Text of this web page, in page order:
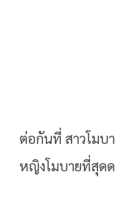
ต่อกันที่ สาวโมบ
หญิงโมบายที่สุด